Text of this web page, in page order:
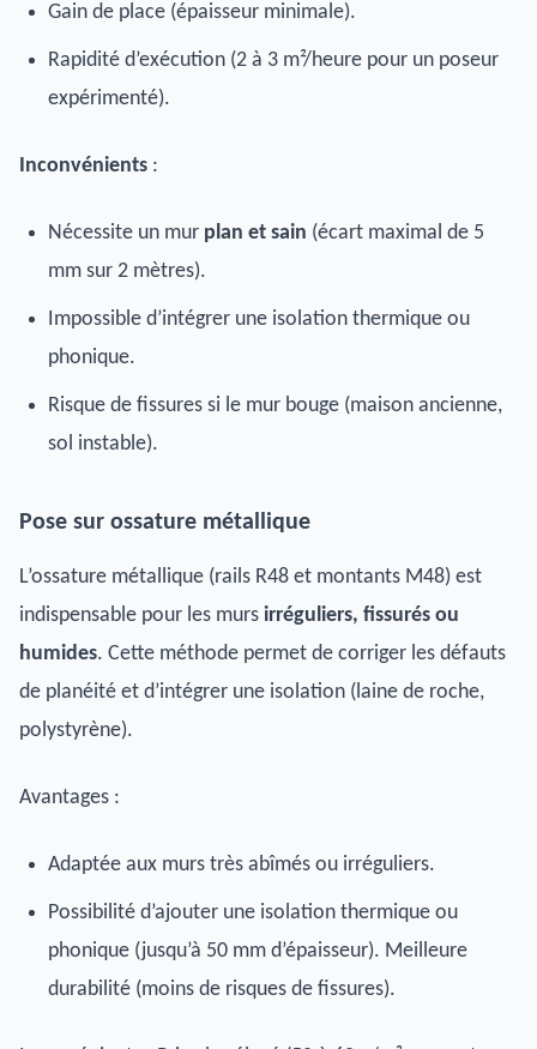
Gain de place (épaisseur minimale).
Rapidité d’exécution (2 à 3 m²/heure pour un poseur
expérimenté).
Inconvénients :
Nécessite un mur plan et sain (écart maximal de 5
mm sur 2 mètres).
Impossible d’intégrer une isolation thermique ou
phonique.
Risque de fissures si le mur bouge (maison ancienne,
sol instable).
Pose sur ossature métallique
L’ossature métallique (rails R48 et montants M48) est
indispensable pour les murs irréguliers, fissurés ou
humides. Cette méthode permet de corriger les défauts
de planéité et d’intégrer une isolation (laine de roche,
polystyrène).
Avantages :
Adaptée aux murs très abîmés ou irréguliers.
Possibilité d’ajouter une isolation thermique ou
phonique (jusqu’à 50 mm d’épaisseur). Meilleure
durabilité (moins de risques de fissures).